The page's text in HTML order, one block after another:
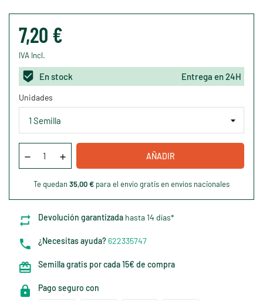
7,20 €
IVA Incl.
En stock Entrega en 24H
Unidades
AÑADIR
Te quedan 35,00 € para el envío gratis en envíos nacionales
Devolución garantizada hasta 14 días*
¿Necesitas ayuda?622335747
Semilla gratis por cada 15€ de compra
Pago seguro con